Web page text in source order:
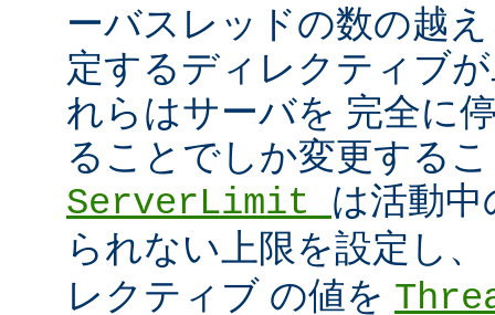
ーバスレッドの数の越
定するディレクティブ
れらはサーバを 完全に
ることでしか変更する
ServerLimit は活動
られない上限を設定し、
レクティブ の値を